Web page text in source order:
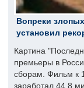
Вопреки
установил
Картина
премьеры в
сборам. Фильм к
заработал 44,8